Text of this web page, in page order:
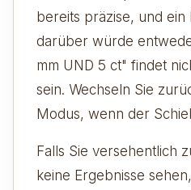
bereits präzise, und ein
darüber würde
mm UND 5 ct" findet
sein. Wechseln Sie
Modus, wenn der
Falls Sie versehentlich
keine Ergebnisse